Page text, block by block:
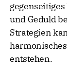
und Geduld
Strategien
entstehen.